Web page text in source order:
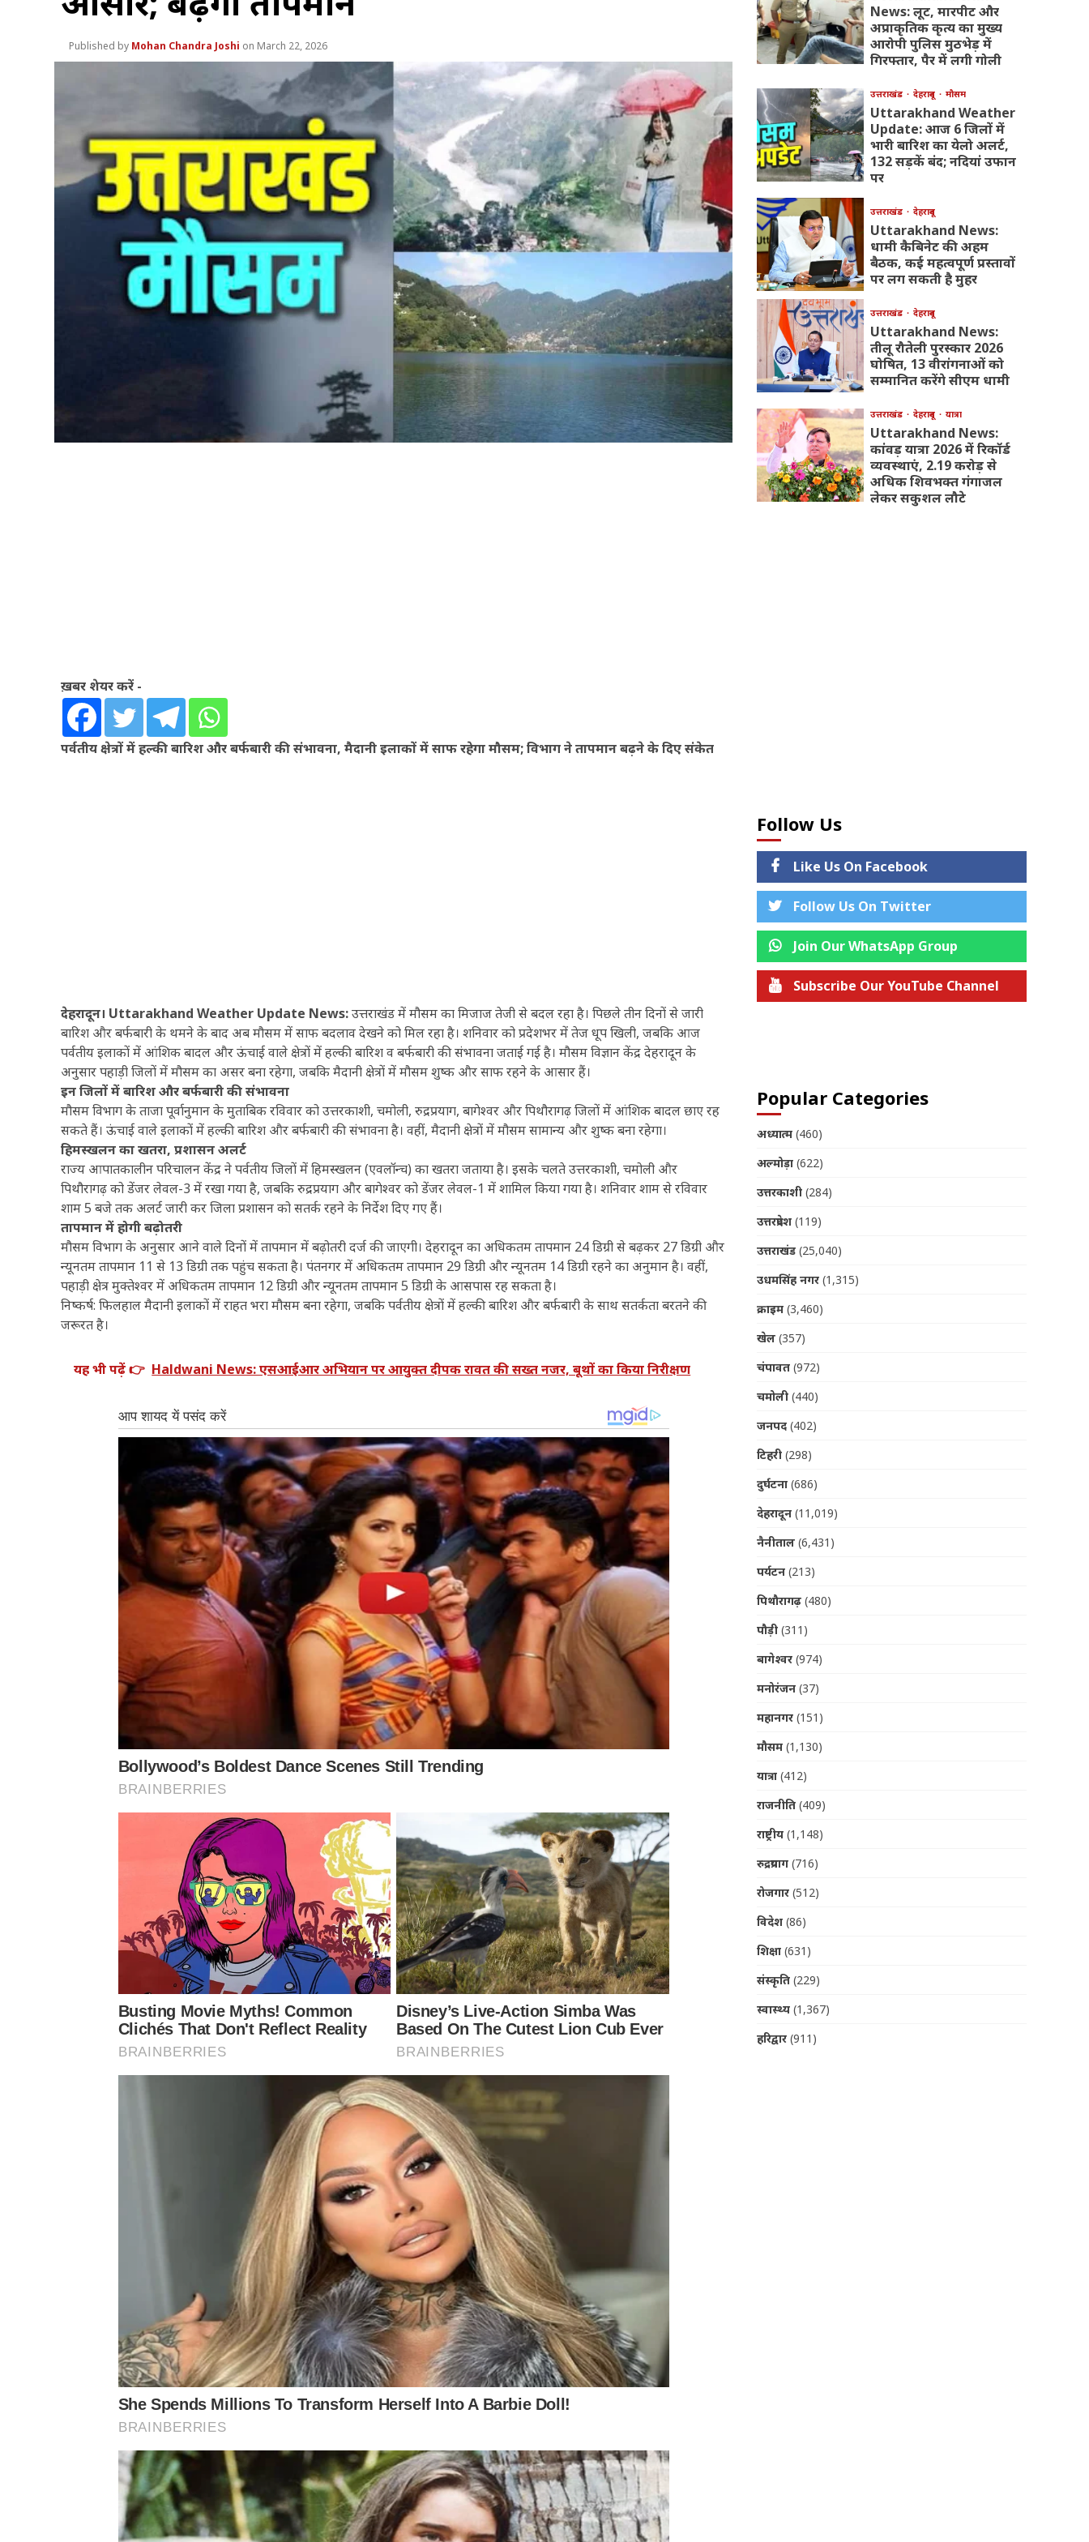
Mohan Chandra Joshi March 22, 2026
ख़बर शेयर करें -
पर्वतीय क्षेत्रों में हल्की बारिश और बर्फबारी की संभावना, मैदानी इलाकों में साफ रहेगा मौसम; विभाग ने तापमान बढ़ने के दिए संकेत
देहरादून। Uttarakhand Weather Update News:उत्तराखंड में मौसम का मिजाज तेजी से बदल रहा है। पिछले तीन दिनों से जारी
बारिश और बर्फबारी के थमने के बाद अब मौसम में साफ बदलाव देखने को मिल रहा है। शनिवार को प्रदेशभर में तेज धूप खिली, जबकि आज
पर्वतीय इलाकों में आंशिक बादल और ऊंचाई वाले क्षेत्रों में हल्की बारिश व बर्फबारी की संभावना जताई गई है। मौसम विज्ञान केंद्र देहरादून के
अनुसार पहाड़ी जिलों में मौसम का असर बना रहेगा, जबकि मैदानी क्षेत्रों में मौसम शुष्क और साफ रहने के आसार हैं।
इन जिलों में बारिश और बर्फबारी की संभावना
मौसम विभाग के ताजा पूर्वानुमान के मुताबिक रविवार को उत्तरकाशी, चमोली, रुद्रप्रयाग, बागेश्वर और पिथौरागढ़ जिलों में आंशिक बादल छाए रह
सकते हैं। ऊंचाई वाले इलाकों में हल्की बारिश और बर्फबारी की संभावना है। वहीं, मैदानी क्षेत्रों में मौसम सामान्य और शुष्क बना रहेगा।
हिमस्खलन का खतरा, प्रशासन अलर्ट
राज्य आपातकालीन परिचालन केंद्र ने पर्वतीय जिलों में हिमस्खलन (एवलॉन्च) का खतरा जताया है। इसके चलते उत्तरकाशी, चमोली और
पिथौरागढ़ को डेंजर लेवल-3 में रखा गया है, जबकि रुद्रप्रयाग और बागेश्वर को डेंजर लेवल-1 में शामिल किया गया है। शनिवार शाम से रविवार
शाम 5 बजे तक अलर्ट जारी कर जिला प्रशासन को सतर्क रहने के निर्देश दिए गए हैं।
तापमान में होगी बढ़ोतरी
मौसम विभाग के अनुसार आने वाले दिनों में तापमान में बढ़ोतरी दर्ज की जाएगी। देहरादून का अधिकतम तापमान 24 डिग्री से बढ़कर 27 डिग्री और
न्यूनतम तापमान 11 से 13 डिग्री तक पहुंच सकता है। पंतनगर में अधिकतम तापमान 29 डिग्री और न्यूनतम 14 डिग्री रहने का अनुमान है। वहीं,
पहाड़ी क्षेत्र मुक्तेश्वर में अधिकतम तापमान 12 डिग्री और न्यूनतम तापमान 5 डिग्री के आसपास रह सकता है।
निष्कर्ष: फिलहाल मैदानी इलाकों में राहत भरा मौसम बना रहेगा, जबकि पर्वतीय क्षेत्रों में हल्की बारिश और बर्फबारी के साथ सतर्कता बरतने की
जरूरत है।
यह भी पढ़ें 👉 Haldwani News: एसआईआर अभियान पर आयुक्त दीपक रावत की सख्त नजर, बूथों का किया निरीक्षण
News: लूट, मारपीट और
अप्राकृतिक कृत्य का मुख्य
आरोपी पुलिस मुठभेड़ में
गिरफ्तार, पैर में लगी गोली
उत्तराखंड देहरादून मौसम
Uttarakhand Weather
Update: आज 6 जिलों में
भारी बारिश का येलो अलर्ट,
132 सड़कें बंद; नदियां उफान
पर
उत्तराखंड देहरादून
Uttarakhand News:
धामी कैबिनेट की अहम
बैठक, कई महत्वपूर्ण प्रस्तावों
पर लग सकती है मुहर
उत्तराखंड देहरादून
Uttarakhand News:
तीलू रौतेली पुरस्कार 2026
घोषित, 13 वीरांगनाओं को
सम्मानित करेंगे सीएम धामी
उत्तराखंड देहरादून यात्रा
Uttarakhand News:
कांवड़ यात्रा 2026 में रिकॉर्ड
व्यवस्थाएं, 2.19 करोड़ से
अधिक शिवभक्त गंगाजल
लेकर सकुशल लौटे
Follow Us
Like Us On Facebook
Follow Us On Twitter
Join Our WhatsApp Group
Subscribe Our YouTube Channel
Popular Categories
अध्यात्म(460)
अल्मोड़ा(622)
उत्तरकाशी(284)
उत्तरप्रदेश(119)
उत्तराखंड(25,040)
उधमसिंह नगर(1,315)
क्राइम(3,460)
खेल(357)
चंपावत(972)
चमोली(440)
जनपद(402)
टिहरी(298)
दुर्घटना(686)
देहरादून(11,019)
नैनीताल(6,431)
पर्यटन(213)
पिथौरागढ़(480)
पौड़ी(311)
बागेश्वर(974)
मनोरंजन(37)
महानगर(151)
मौसम(1,130)
यात्रा(412)
राजनीति(409)
राष्ट्रीय(1,148)
रुद्रप्रयाग(716)
रोजगार(512)
विदेश(86)
शिक्षा(631)
संस्कृति(229)
स्वास्थ्य(1,367)
हरिद्वार(911)